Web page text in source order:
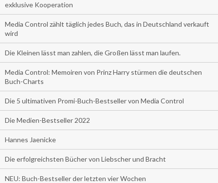
exklusive Kooperation
Media Control zählt täglich jedes Buch, das in Deutschland verkauft
wird
Die Kleinen lässt man zahlen, die Großen lässt man laufen.
Media Control: Memoiren von Prinz Harry stürmen die deutschen
Buch-Charts
Die 5 ultimativen Promi-Buch-Bestseller von Media Control
Die Medien-Bestseller 2022
Hannes Jaenicke
Die erfolgreichsten Bücher von Liebscher und Bracht
NEU: Buch-Bestseller der letzten vier Wochen